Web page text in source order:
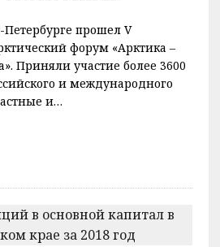
Петербурге прошел V
форум «Арктика –
Приняли участие более 3600
и международного
и…